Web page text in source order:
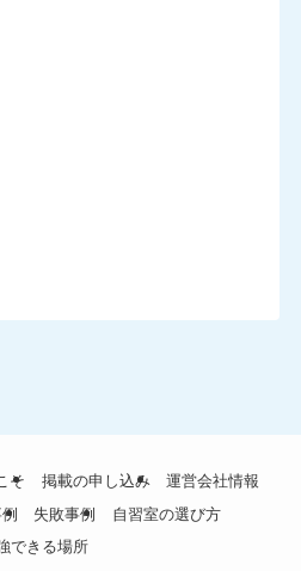
そ 掲載の申し込み
運営会社情報
失敗事例
自習室の選び方
できる場所